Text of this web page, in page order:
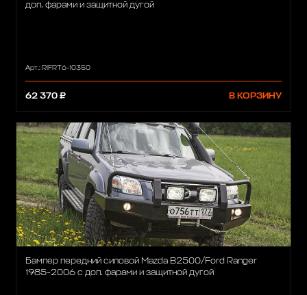
доп. фарами и защитной дугой
Арт.: RIFRT6-10350
62 370 ₽ В КОРЗИНУ
Бампер передний силовой Mazda B2500/Ford Ranger
1985-2006 с доп. фарами и защитной дугой